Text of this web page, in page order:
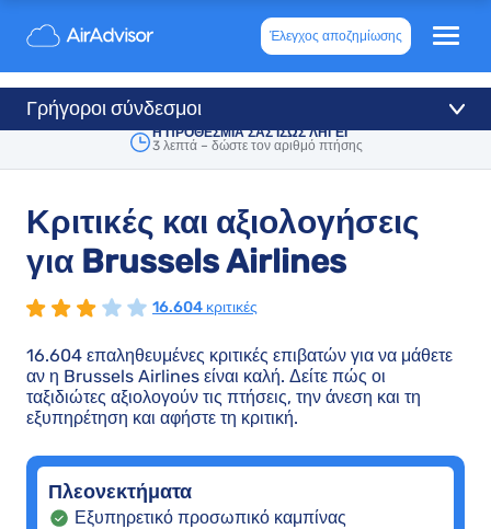
Έλεγχος αποζημίωσης
Η ΠΡΟΘΕΣΜΙΑ ΣΑΣ ΙΣΩΣ ΛΗΓΕΙ
3 λεπτά – δώστε τον αριθμό πτήσης
Γρήγοροι σύνδεσμοι
Κριτικές και αξιολογήσεις
για Brussels Airlines
16.604 κριτικές
16.604 επαληθευμένες κριτικές επιβατών για να μάθετε
αν η Brussels Airlines είναι καλή. Δείτε πώς οι
ταξιδιώτες αξιολογούν τις πτήσεις, την άνεση και τη
εξυπηρέτηση και αφήστε τη κριτική.
Πλεονεκτήματα
Εξυπηρετικό προσωπικό καμπίνας